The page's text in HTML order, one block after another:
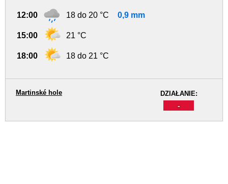
12:00 18 do 20 °C 0,9 mm
15:00 21 °C
18:00 18 do 21 °C
DZIAŁANIE:
-
Martinské hole